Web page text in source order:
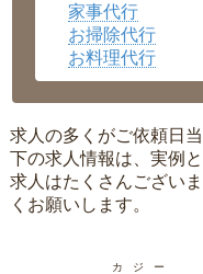
沖縄県 ▼
家事代行
お掃除代行
お料理代行
求人の多くがご依頼日
下の求人情報は、実例
求人はたくさんござい
くお願いします。
カジー